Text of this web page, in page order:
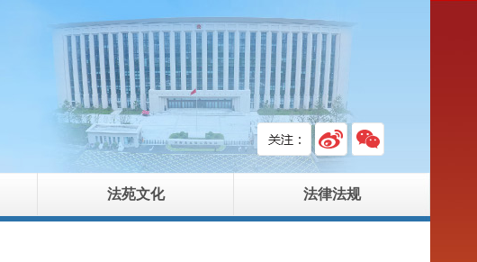
法苑文化 法律法规